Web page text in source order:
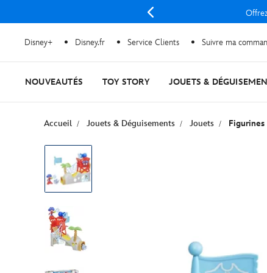
Disney+ Disney.fr Service Clients Suivre ma
NOUVEAUTÉS TOY STORY JOUETS &
Accueil Jouets & Déguisements Jouets Figurines